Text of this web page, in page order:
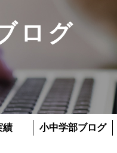
ログ
績 小中学部ブログ